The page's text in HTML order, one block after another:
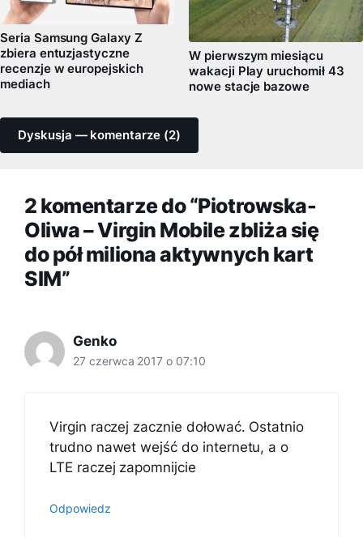
Seria Samsung Galaxy Z
zbiera entuzjastyczne
recenzje w europejskich
mediach
W pierwszym miesiącu
wakacji Play uruchomił 43
nowe stacje bazowe
Dyskusja — komentarze (2)
2 komentarze do “Piotrowska-
Oliwa – Virgin Mobile zbliża się
do pół miliona aktywnych kart
SIM”
Genko
27 czerwca 2017 o 07:10
Virgin raczej zacznie dołować. Ostatnio
trudno nawet wejść do internetu, a o
LTE raczej zapomnijcie
Odpowiedz